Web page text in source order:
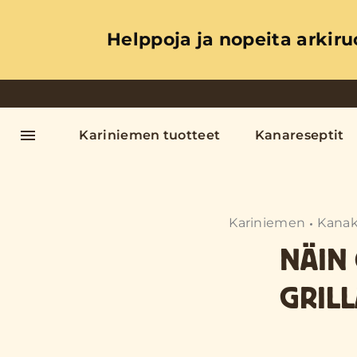
Helppoja ja nopeita
Kariniemen tuotteet Kanareseptit
Kariniemen
NÄIN